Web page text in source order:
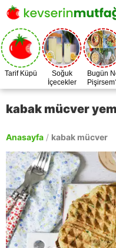
Tarif Küpü
Soğuk
İçecekler
Bugün
kabak mücver
Anasayfa / kabak mücver